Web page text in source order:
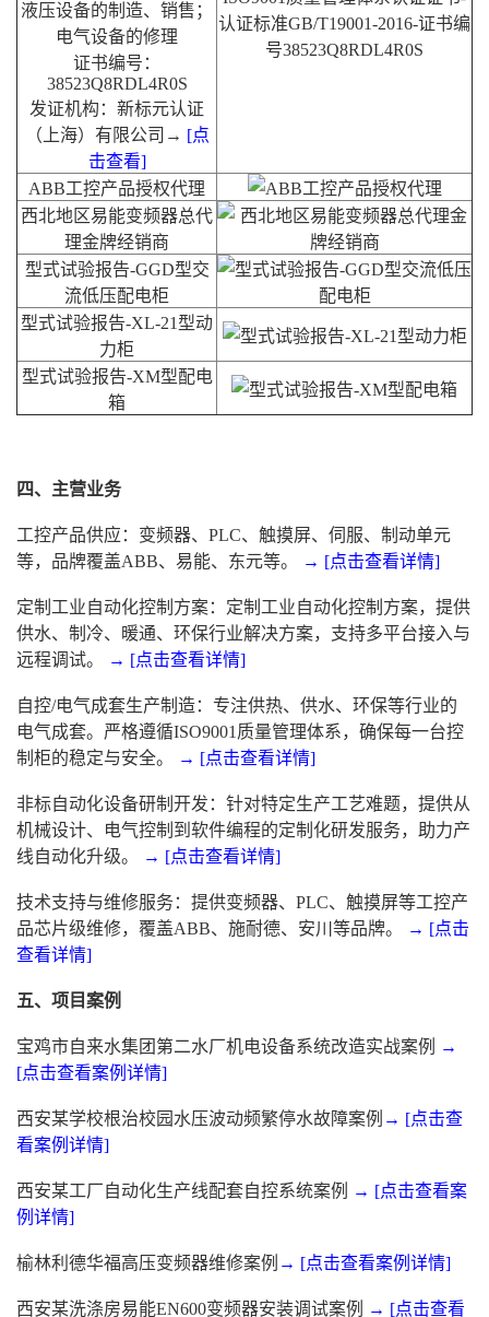
液压设备的制造、销售；
电气设备的修理
证书编号：
38523Q8RDL4R0S
发证机构：新标元认证
（上海）有限公司→ [点
击查看]
ABB工控产品授权代理
西北地区易能变频器总代
理金牌经销商
型式试验报告-GGD型交
流低压配电柜
型式试验报告-XL-21型动
力柜
型式试验报告-XM型配电
箱
四、主营业务
工控产品供应：变频器、PLC、触摸屏、伺服、制动单元
等，品牌覆盖ABB、易能、东元等。
→ [点击查看详情]
定制工业自动化控制方案：定制工业自动化控制方案，提供
供水、制冷、暖通、环保行业解决方案，支持多平台接入与
远程调试。
→ [点击查看详情]
自控/电气成套生产制造：专注供热、供水、环保等行业的
电气成套。严格遵循ISO9001质量管理体系，确保每一台控
制柜的稳定与安全。
→ [点击查看详情]
非标自动化设备研制开发：针对特定生产工艺难题，提供从
机械设计、电气控制到软件编程的定制化研发服务，助力产
线自动化升级。
→ [点击查看详情]
技术支持与维修服务：提供变频器、PLC、触摸屏等工控产
品芯片级维修，覆盖ABB、施耐德、安川等品牌。
→ [点击
查看详情]
五、项目案例
宝鸡市自来水集团第二水厂机电设备系统改造实战案例
→
[点击查看案例详情]
西安某学校根治校园水压波动频繁停水故障案例 → [点击查
看案例详情]
西安某工厂自动化生产线配套自控系统案例
→ [点击查看案
例详情]
榆林利德华福高压变频器维修案例 → [点击查看案例详情]
西安某洗涤房易能EN600变频器安装调试案例 → [点击查看